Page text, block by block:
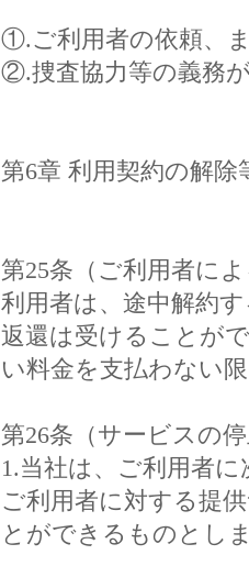
①.ご利用者の依頼、
②.捜査協力等の義務
第6章 利用契約の解除
第25条（ご利用者に
利用者は、途中解約
返還は受けることが
い料金を支払わない
第26条（サービスの
1.当社は、ご利用者
ご利用者に対する提
とができるものとし